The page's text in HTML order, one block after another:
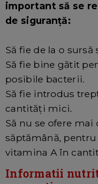
important să se
de siguranță:
Să fie de la o
Să fie bine gătit
posibile bacterii.
Să fie introdus
cantități mici.
Să nu se ofere mai
săptămână,
vitamina A în
Informatii